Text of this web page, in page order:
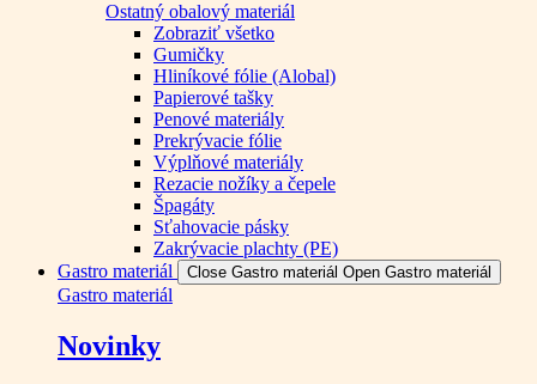
Ostatný obalový materiál
Zobraziť všetko
Gumičky
Hliníkové fólie (Alobal)
Papierové tašky
Penové materiály
Prekrývacie fólie
Výplňové materiály
Rezacie nožíky a čepele
Špagáty
Sťahovacie pásky
Zakrývacie plachty (PE)
Gastro materiál
Close Gastro materiál Open Gastro materiál
Gastro materiál
Novinky